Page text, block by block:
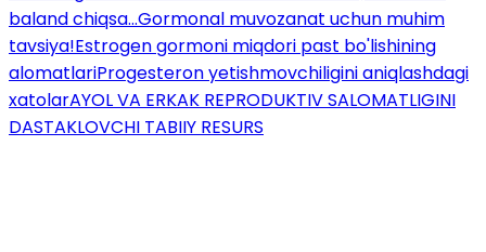
baland chiqsa...Gormonal muvozanat uchun muhim
tavsiya!Estrogen gormoni miqdori past bo'lishining
alomatlariProgesteron yetishmovchiligini aniqlashdagi
xatolarAYOL VA ERKAK REPRODUKTIV SALOMATLIGINI
DASTAKLOVCHI TABIIY RESURS